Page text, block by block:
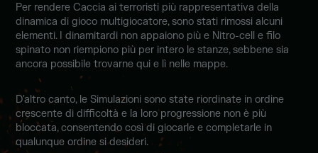
Per rendere Caccia ai terroristi più rappresentativa della
dinamica di gioco multigiocatore, sono stati rimossi alcuni
elementi. I dinamitardi non appaiono più e Nitro-cell e filo
spinato non riempiono più per intero le stanze, sebbene sia
ancora possibile trovarne qui e lì nelle mappe.
D'altro canto, le Simulazioni sono state riordinate in ordine
crescente di difficoltà e la loro progressione non è più
bloccata, consentendo così di giocarle e completarle in
qualunque ordine si desideri.